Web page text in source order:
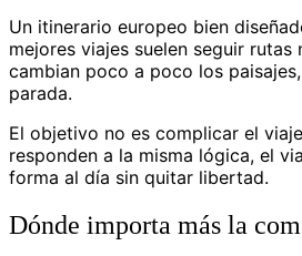
Un itinerario europeo bien
mejores viajes suelen seguir
cambian poco a poco los
parada.
El objetivo no es complicar el
responden a la misma lógica, el
forma al día sin quitar libertad.
Dónde importa más la